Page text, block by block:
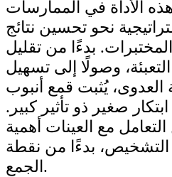
الأداة في الممارسات
نحو تحسين نتائج
بدءًا من تقليل
وصولًا إلى تسهيل
العدوى، يُثبت قمع أنبوب
صغير ذو تأثير كبير.
مع العينات أهمية
بدءًا من نقطة
الجمع.